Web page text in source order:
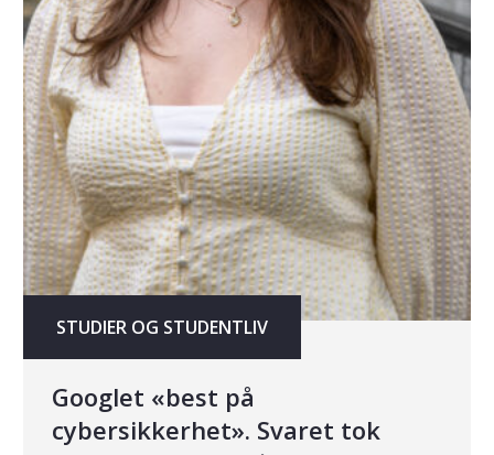
STUDIER OG STUDENTLIV
Googlet «best på
cybersikkerhet». Svaret tok